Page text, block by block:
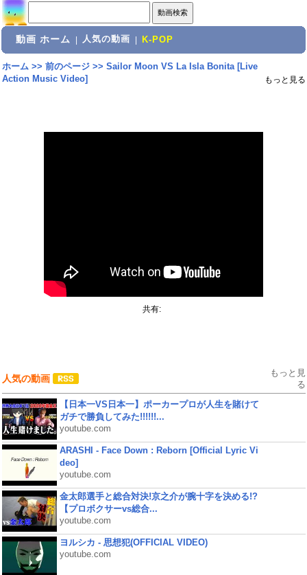
動画 ホーム 人気の動画 K-POP
ホーム>> 前のページ>> Sailor Moon VS La Isla Bonita [Live
Action Music Video]
もっと見る
共有:
人気の動画
もっと見
る
【日本一VS日本一】ポーカープロが人生を賭けて
ガチで勝負してみた!!!!!!...
youtube.com
ARASHI - Face Down : Reborn [Official Lyric Vi
deo]
youtube.com
金太郎選手と総合対決!京之介が腕十字を決める!?
【プロボクサーvs総合...
youtube.com
ヨルシカ - 思想犯(OFFICIAL VIDEO)
youtube.com